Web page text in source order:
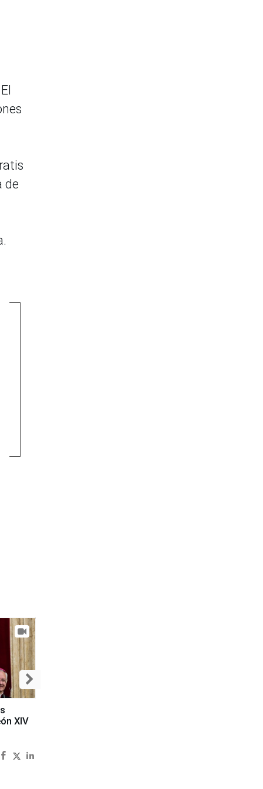
El
de
XIV